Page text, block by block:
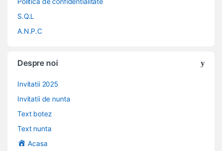
S.Q.L
A.N.P.C
Despre noi
Invitatii 2025
Invitatii de nunta
Text botez
Text nunta
Acasa